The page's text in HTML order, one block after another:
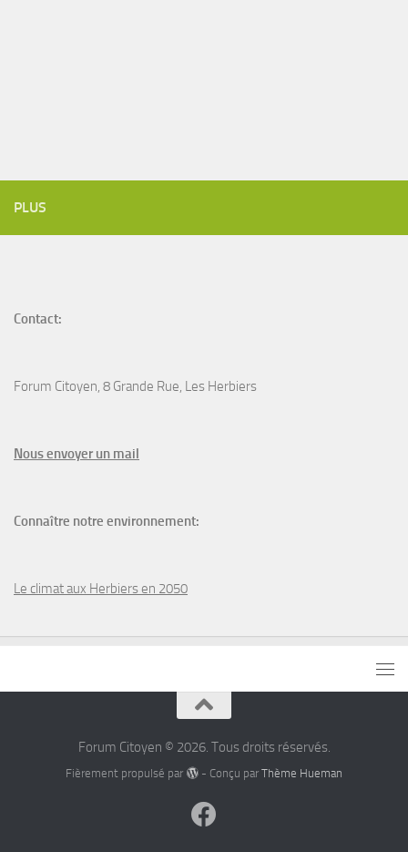
PLUS
Contact:
Forum Citoyen, 8 Grande Rue, Les Herbiers
Nous envoyer un mail
Connaître notre environnement:
Le climat aux Herbiers en 2050
Forum Citoyen © 2026. Tous droits réservés.
Fièrement propulsé par - Conçu par Thème Hueman